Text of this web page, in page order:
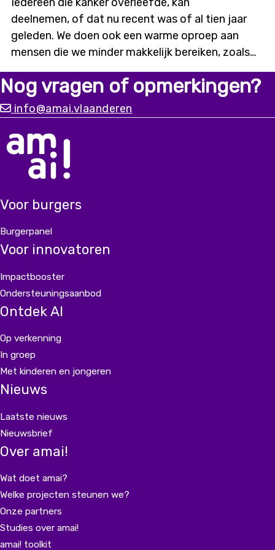
deelnemen, of dat nu recent was of al tien jaar
geleden. We doen ook een warme oproep aan
mensen die we minder makkelijk bereiken, zoals
digitaal kwetsbaren of mensen met een
migratieachtergrond. Alleen met input vanuit
diverse ervaringen kunnen we
een chatbot bouwen die er écht is voor iedereen.
Nog vragen of opmerkingen?
info@amai.vlaanderen
Voor burgers
Burgerpanel
Voor innovatoren
Impactbooster
Ondersteuningsaanbod
Ontdek AI
Op verkenning
In groep
Met kinderen en jongeren
Nieuws
Laatste nieuws
Nieuwsbrief
Over amai!
Wat doet amai?
Welke projecten steunen we?
Onze partners
Studies over amai!
amai! toolkit